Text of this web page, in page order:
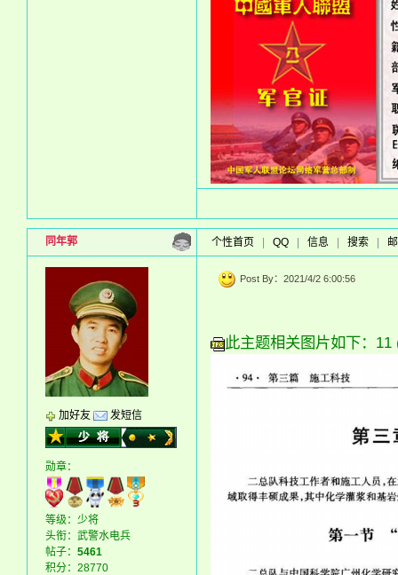
同年郭 个性首页 QQ 信息 搜索
加好友 发短信
勋章：
等级：少将
头衔：武警水电兵
帖子： 5461
积分：28770
Post By：2021/4/2 6:00:56
此主题相关图片如下：11